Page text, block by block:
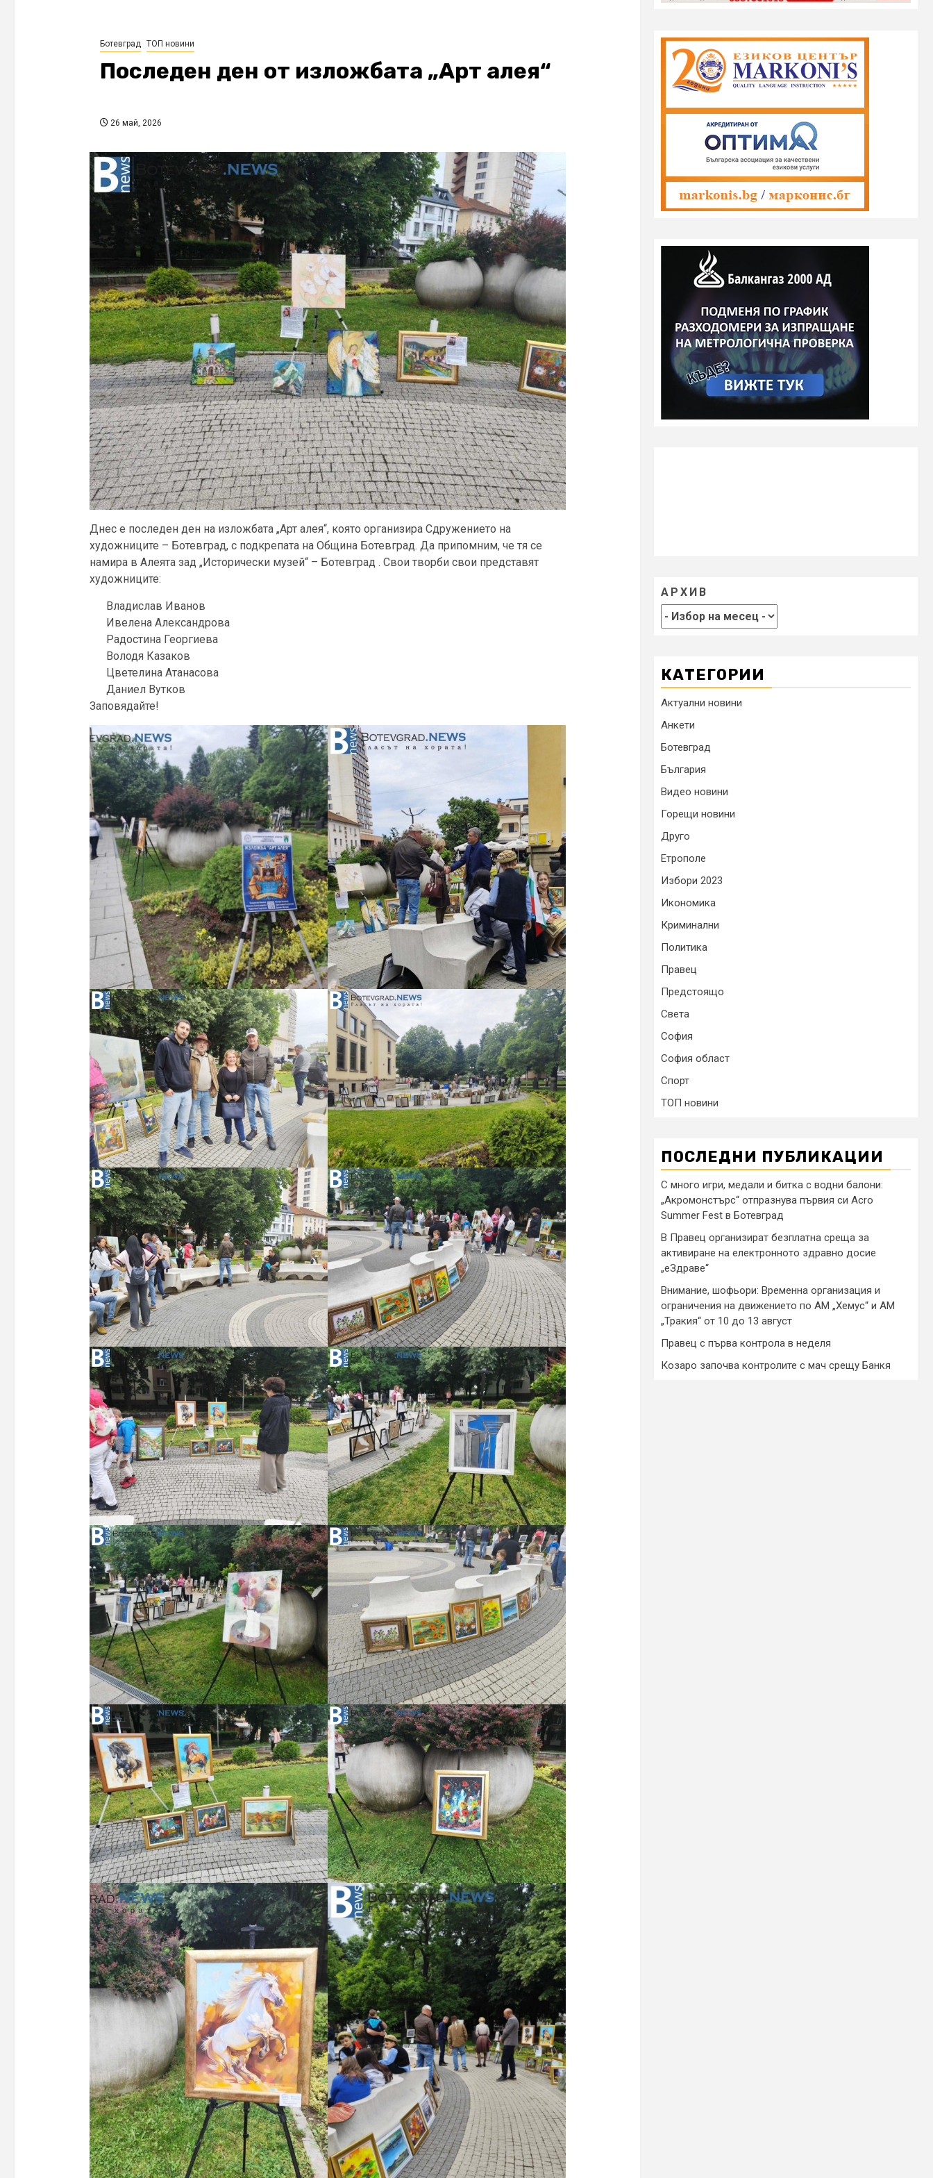
Ботевград ТОП новини
Последен ден от изложбата „Арт алея“
26 май, 2026
Днес е последен ден на изложбата „Арт алея“, която организира Сдружението на
художниците – Ботевград, с подкрепата на Община Ботевград. Да припомним, че тя се
намира в Алеята зад „Исторически музей“ – Ботевград . Свои творби свои представят
художниците:
Владислав Иванов
Ивелена Александрова
Радостина Георгиева
Володя Казаков
Цветелина Атанасова
Даниел Вутков
Заповядайте!
АРХИВ
КАТЕГОРИИ
Актуални новини
Анкети
Ботевград
България
Видео новини
Горещи новини
Друго
Етрополе
Избори 2023
Икономика
Криминални
Политика
Правец
Предстоящо
Света
София
София област
Спорт
ТОП новини
ПОСЛЕДНИ ПУБЛИКАЦИИ
С много игри, медали и битка с водни балони:
„Акромонстърс“ отпразнува първия си Acro
Summer Fest в Ботевград
В Правец организират безплатна среща за
активиране на електронното здравно досие
„еЗдраве“
Внимание, шофьори: Временна организация и
ограничения на движението по АМ „Хемус“ и АМ
„Тракия“ от 10 до 13 август
Правец с първа контрола в неделя
Козаро започва контролите с мач срещу Банкя